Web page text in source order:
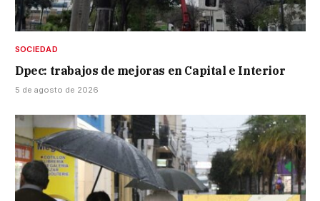
SOCIEDAD
Dpec: trabajos de mejoras en Capital e Interior
5 de agosto de 2026